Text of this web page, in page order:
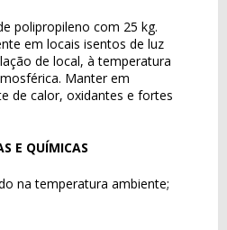
polipropileno com 25 kg.
em locais isentos de luz
de local, à temperatura
Manter em
de calor, oxidantes e fortes
E QUÍMICAS
na temperatura ambiente;